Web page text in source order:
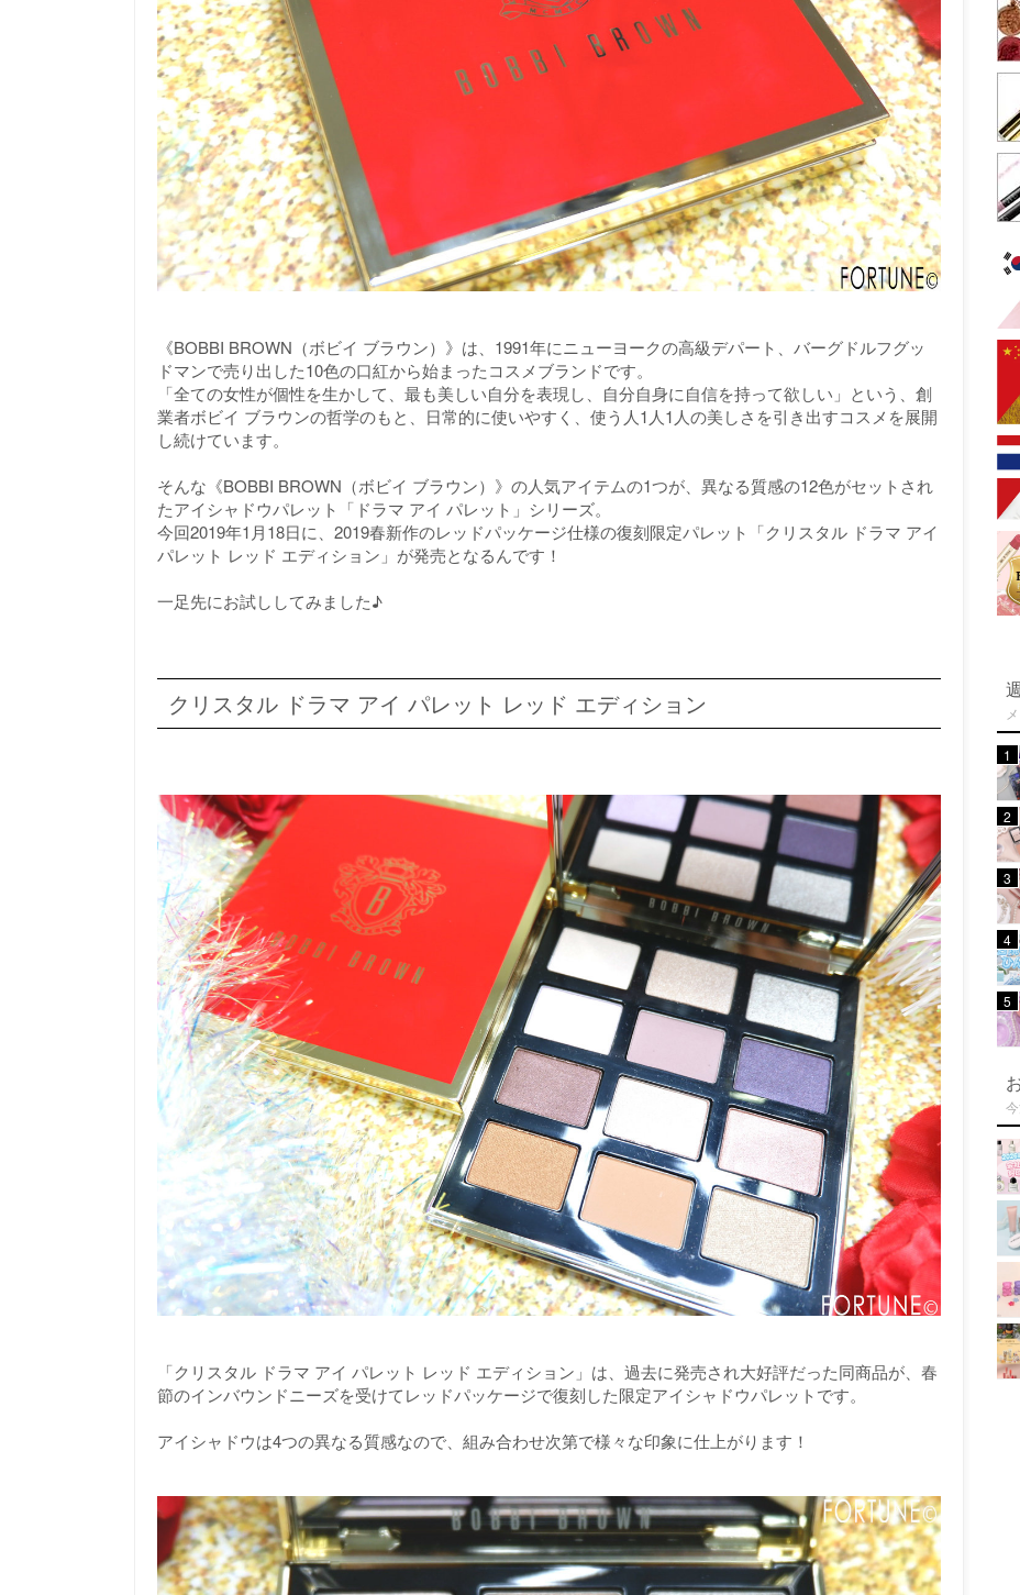
《BOBBI BROWN（ボビイ ブラウン）》は、1991年にニューヨークの高級デパート、バーグドルフグッ
ドマンで売り出した10色の口紅から始まったコスメブランドです。
「全ての女性が個性を生かして、最も美しい自分を表現し、自分自身に自信を持って欲しい」という、創
業者ボビイ ブラウンの哲学のもと、日常的に使いやすく、使う人1人1人の美しさを引き出すコスメを展開
し続けています。
そんな《BOBBI BROWN（ボビイ ブラウン）》の人気アイテムの1つが、異なる質感の12色がセットされ
たアイシャドウパレット「ドラマ アイ パレット」シリーズ。
今回2019年1月18日に、2019春新作のレッドパッケージ仕様の復刻限定パレット「クリスタル ドラマ アイ
パレット レッド エディション」が発売となるんです！
一足先にお試ししてみました♪
クリスタル ドラマ アイ パレット レッド エディション
「クリスタル ドラマ アイ パレット レッド エディション」は、過去に発売され大好評だった同商品が、春
節のインバウンドニーズを受けてレッドパッケージで復刻した限定アイシャドウパレットです。
アイシャドウは4つの異なる質感なので、組み合わせ次第で様々な印象に仕上がります！
1
2
3
4
5